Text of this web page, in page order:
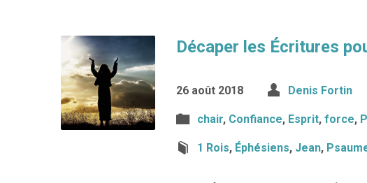
Décaper les Écritures
26 août 2018 Denis Fortin
chair, Confiance, Esprit, force,
1 Rois, Éphésiens, Jean,